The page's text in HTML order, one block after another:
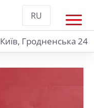
RU
Київ, Гродненська 24